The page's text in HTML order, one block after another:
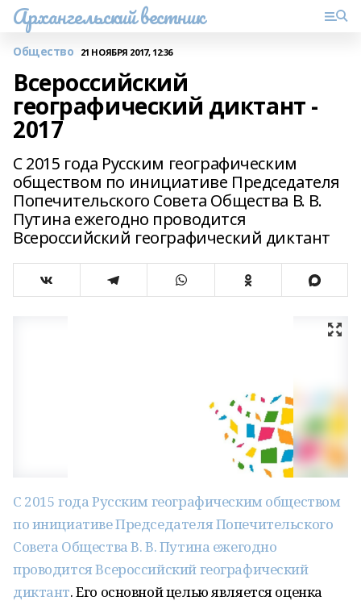
Архангельский вестник
Общество 21 НОЯБРЯ 2017, 12:36
Всероссийский
географический диктант -
2017
С 2015 года Русским географическим
обществом по инициативе Председателя
Попечительского Совета Общества В. В.
Путина ежегодно проводится
Всероссийский географический диктант
С 2015 года Русским географическим обществом
по инициативе Председателя Попечительского
Совета Общества В. В. Путина ежегодно
проводится Всероссийский географический
диктант. Его основной целью является оценка